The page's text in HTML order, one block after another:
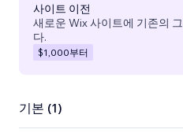
사이트 이전
새로운 Wix 사이트에 기존의
다.
$1,000부터
기본 (1)